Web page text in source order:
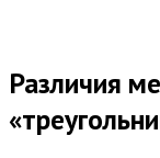
Различия